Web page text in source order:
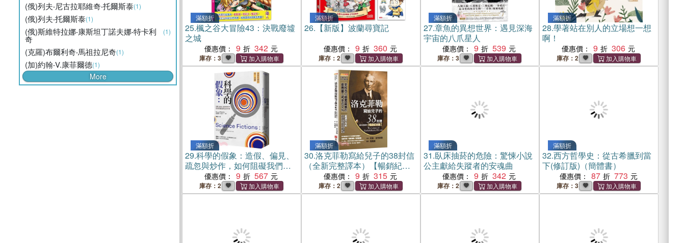
(俄)列夫‧尼古拉耶維奇‧托爾斯泰(1)
(俄)列夫‧托爾斯泰(1)
(俄)斯維特拉娜‧康斯坦丁諾夫娜‧特卡利
奇
(1)
(克羅)布爾利奇‧馬祖拉尼奇(1)
(加)約翰‧V.康菲爾德(1)
More
滿額折
25.楓之谷大冒險43：決戰廢墟
之城
優惠價： 9 342
庫存：3
滿額折
26. 【新版】波蘭尋寶記
優惠價： 9 360
庫存：2
滿額折
27.章魚的異想世界：遇見深海
宇宙的八爪星人
優惠價： 9 539
庫存：3
滿額折
28.學著站在別人的立場想一想
啊！
優惠價： 9 306
庫存：2
滿額折
29.科學的假象：造假、偏見、
疏忽與炒作，如何阻礙我們追
尋事實優惠價： 9 567
庫存：2
滿額折
30.洛克菲勒寫給兒子的38封信
（全新完整譯本）【暢銷紀念
優惠價： 9 315
庫存：2
滿額折
31.臥床抽菸的危險：驚悚小說
公主獻給失蹤者的安魂曲
優惠價： 9 342
庫存：2
滿額折
32.西方哲學史：從古希臘到當
下(修訂版)（簡體書）
優惠價： 87 773
庫存：3